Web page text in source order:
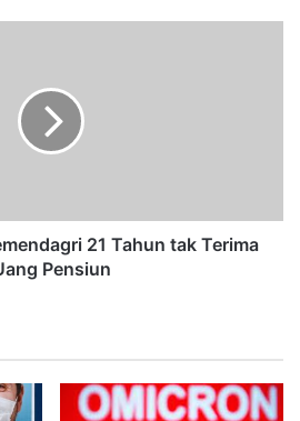
21 Tahun tak Terima
Pensiun